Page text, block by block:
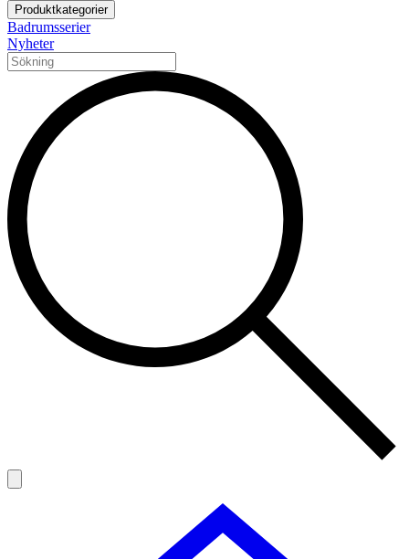
Produktkategorier
Badrumsserier
Nyheter